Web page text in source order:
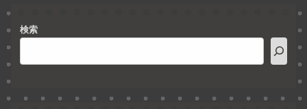
検索